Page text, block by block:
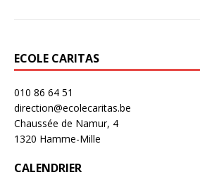
ECOLE CARITAS
010 86 64 51
direction@ecolecaritas.be
Chaussée de Namur, 4
1320 Hamme-Mille
CALENDRIER